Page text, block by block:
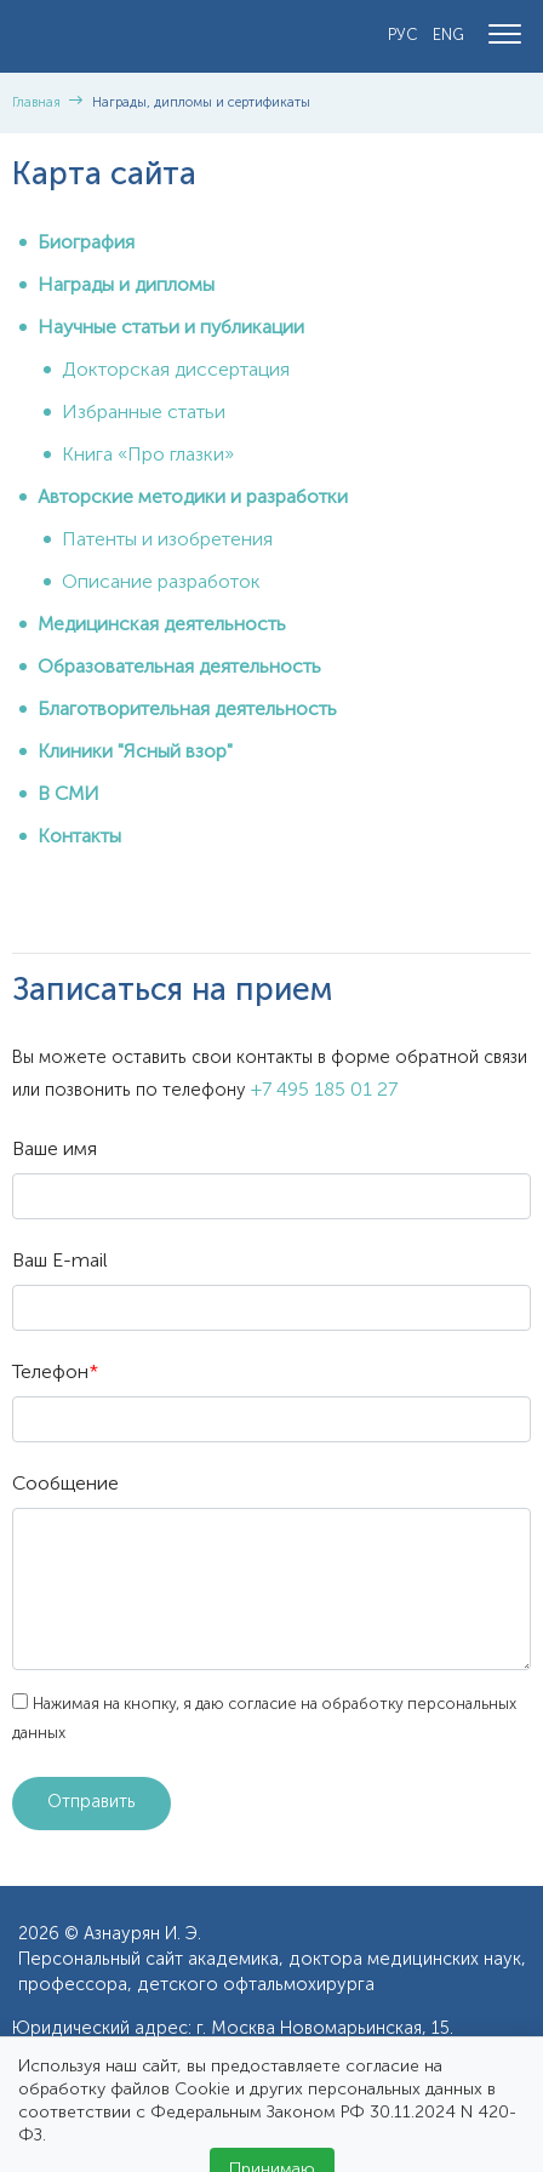
ENG
РУС
Главная Награды, дипломы и сертификаты
Карта сайта
Биография
Награды и дипломы
Научные статьи и публикации
Докторская диссертация
Избранные статьи
Книга «Про глазки»
Авторские методики и разработки
Патенты и изобретения
Описание разработок
Медицинская деятельность
Образовательная деятельность
Благотворительная деятельность
Клиники "Ясный взор"
В СМИ
Контакты
Записаться на прием
Вы можете оставить свои контакты в форме обратной связи
или позвонить по телефону +7 495 185 01 27
Ваше имя
Ваш E-mail
Телефон*
Сообщение
Нажимая на кнопку, я даю согласие на обработку персональных
данных
2026 © Азнаурян И. Э.
Персональный сайт академика, доктора медицинских наук,
профессора, детского офтальмохирурга
Юридический адрес: г. Москва Новомарьинская, 15.
Записаться на прием РУС ENG
Используя наш сайт, вы предоставляете согласие на
обработку файлов Cookie и других персональных данных в
соответствии с Федеральным Законом РФ 30.11.2024 N 420-
ФЗ.